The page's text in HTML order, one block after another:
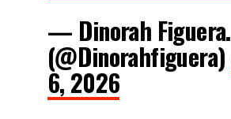
— Dinorah Figuera.
(@Dinorahfiguera)
6, 2026